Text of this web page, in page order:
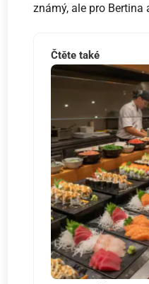
známý, ale pro Bertina
Čtěte také